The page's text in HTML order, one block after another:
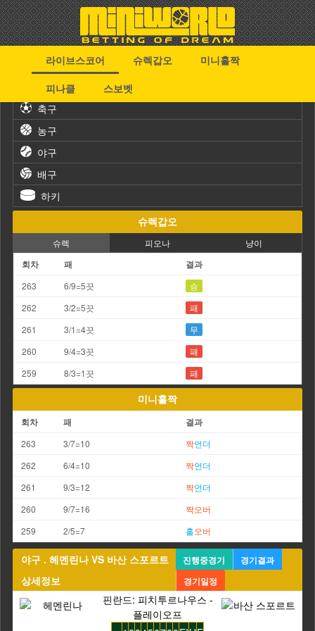
라이브스코어 슈렉갑오
미니홀짝
피나클
스보벳
축구
농구
야구
배구
하키
슈렉갑오
슈렉 피오나 냥이
회차 패 결과
263 6/9=5끗
승
262
3/2=5끗
패
261
3/1=4끗
무
260
9/4=3끗
패
259
8/3=1끗 패
미니홀짝
회차 패 결과
263 3/7=10 짝언더
262
6/4=10 짝언더
261
9/3=12 짝언더
260
9/7=16 짝오버
259
2/5=7 홀오버
야구 . 헤멘린나 VS 바산 스포르트
상세정보
진행중경기
경기결과
경기일정
핀란드: 피치투르나우스 -
플레이오프